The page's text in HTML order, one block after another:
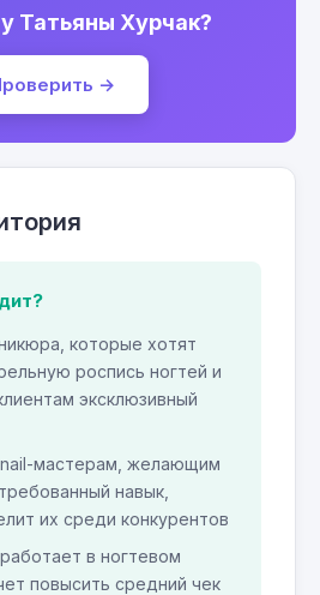
Татьяны Хурчак?
→
которые хотят
роспись ногтей и
эксклюзивный
мастерам, желающим
навык,
их среди конкурентов
в ногтевом
повысить средний чек